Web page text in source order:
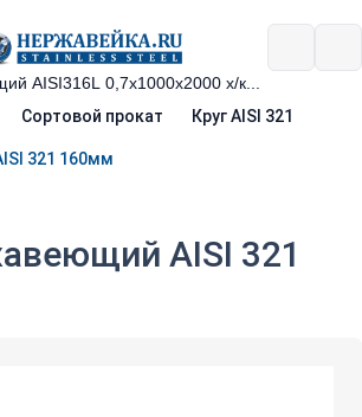
Сортовой прокат Круг AISI 321
321 160мм
AISI 321